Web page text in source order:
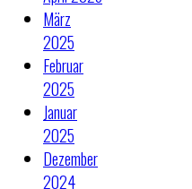
März
2025
Februar
2025
Januar
2025
Dezember
2024